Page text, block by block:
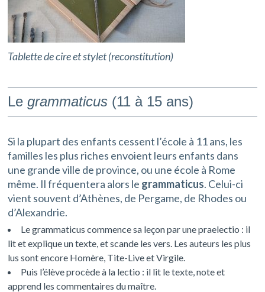
Tablette de cire et stylet (reconstitution)
Legrammaticus (11 à 15 ans)
Si la plupart des enfants cessent l’école à 11 ans, les
familles les plus riches envoient leurs enfants dans
une grande ville de province, ou une école à Rome
même. Il fréquentera alors le grammaticus. Celui-ci
vient souvent d’Athènes, de Pergame, de Rhodes ou
d’Alexandrie.
Le grammaticus commence sa leçon par une praelectio : il
lit et explique un texte, et scande les vers. Les auteurs les plus
lus sont encore Homère, Tite-Live et Virgile.
Puis l’élève procède à la lectio : il lit le texte, note et
apprend les commentaires du maître.